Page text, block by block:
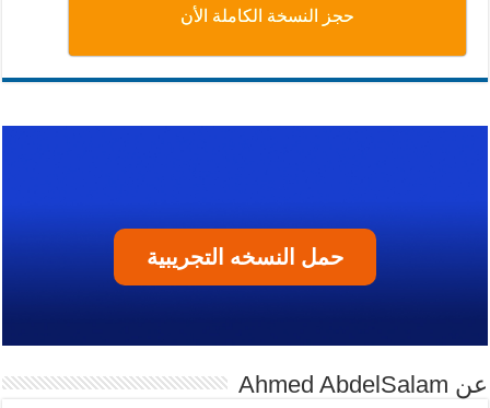
حجز النسخة الكاملة الأن
حمل النسخه التجريبية
عن Ahmed AbdelSalam